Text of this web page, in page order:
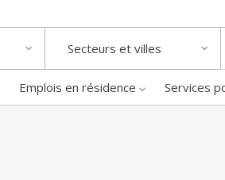
Secteurs et villes
Emplois en résidence Services